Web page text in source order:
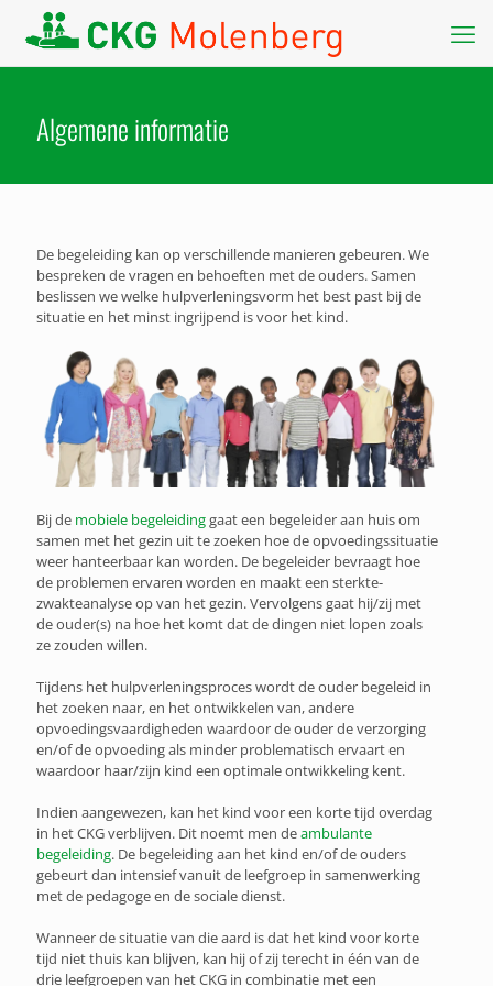
Algemene informatie
De begeleiding kan op verschillende manieren gebeuren. We
bespreken de vragen en behoeften met de ouders. Samen
beslissen we welke hulpverleningsvorm het best past bij de
situatie en het minst ingrijpend is voor het kind.
Bij de mobiele begeleidinggaat een begeleider aan huis om
samen met het gezin uit te zoeken hoe de opvoedingssituatie
weer hanteerbaar kan worden. De begeleider bevraagt hoe
de problemen ervaren worden en maakt een sterkte-
zwakteanalyse op van het gezin. Vervolgens gaat hij/zij met
de ouder(s) na hoe het komt dat de dingen niet lopen zoals
ze zouden willen.
Tijdens het hulpverleningsproces wordt de ouder begeleid in
het zoeken naar, en het ontwikkelen van, andere
opvoedingsvaardigheden waardoor de ouder de verzorging
en/of de opvoeding als minder problematisch ervaart en
waardoor haar/zijn kind een optimale ontwikkeling kent.
Indien aangewezen, kan het kind voor een korte tijd overdag
in het CKG verblijven. Dit noemt men deambulante
begeleiding. De begeleiding aan het kind en/of de ouders
gebeurt dan intensief vanuit de leefgroep in samenwerking
met de pedagoge en de sociale dienst.
Wanneer de situatie van die aard is dat het kind voor korte
tijd niet thuis kan blijven, kan hij of zij terecht in één van de
drie leefgroepen van het CKG in combinatie met een